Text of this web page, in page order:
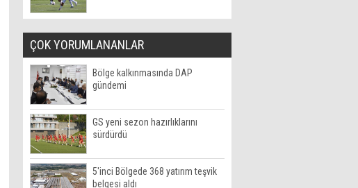
ÇOK YORUMLANANLAR
Bölge kalkınmasında DAP
gündemi
GS yeni sezon hazırlıklarını
sürdürdü
5'inci Bölgede 368 yatırım teşvik
belgesi aldı